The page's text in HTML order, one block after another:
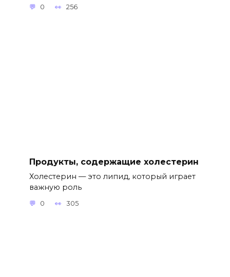
0 256
Продукты, содержащие холестерин
Холестерин — это липид, который играет
важную роль
0 305